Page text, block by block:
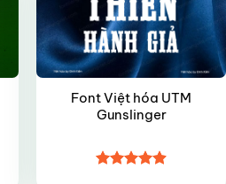
Font Việt hóa UTM
Gunslinger